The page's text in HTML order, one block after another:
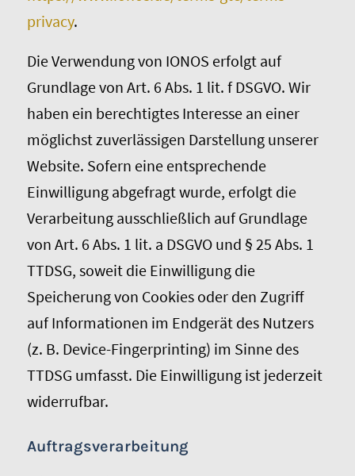
privacy.
Die Verwendung von IONOS erfolgt auf
Grundlage von Art. 6 Abs. 1 lit. f DSGVO. Wir
haben ein berechtigtes Interesse an einer
möglichst zuverlässigen Darstellung unserer
Website. Sofern eine entsprechende
Einwilligung abgefragt wurde, erfolgt die
Verarbeitung ausschließlich auf Grundlage
von Art. 6 Abs. 1 lit. a DSGVO und § 25 Abs. 1
TTDSG, soweit die Einwilligung die
Speicherung von Cookies oder den Zugriff
auf Informationen im Endgerät des Nutzers
(z. B. Device-Fingerprinting) im Sinne des
TTDSG umfasst. Die Einwilligung ist jederzeit
widerrufbar.
Auftragsverarbeitung